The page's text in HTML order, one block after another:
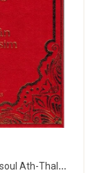
Le Commentaire des Trois Fondements (Ousoul Ath-Thalatha) - Ibn Qâsim - Dine Al Haqq